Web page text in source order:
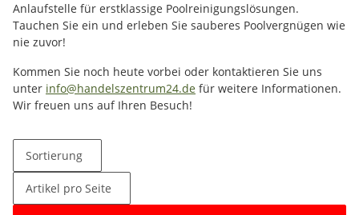
Anlaufstelle für erstklassige Poolreinigungslösungen.
Tauchen Sie ein und erleben Sie sauberes Poolvergnügen wie
nie zuvor!
Kommen Sie noch heute vorbei oder kontaktieren Sie uns
unter info@handelszentrum24.de für weitere Informationen.
Wir freuen uns auf Ihren Besuch!
Sortierung
Artikel pro Seite